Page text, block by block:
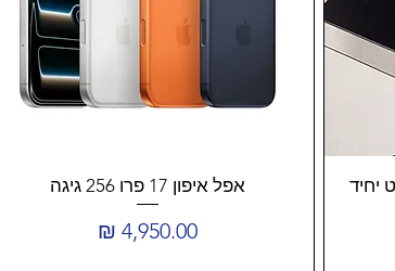
אפל איפון 17 פרו 256 גיגה
מחיר‏4,950.00 ‏₪